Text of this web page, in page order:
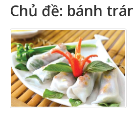
Chủ đề: bánh